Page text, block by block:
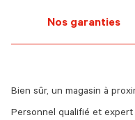
Nos garanties
Bien sûr, un magasin à
Personnel qualifié et expert